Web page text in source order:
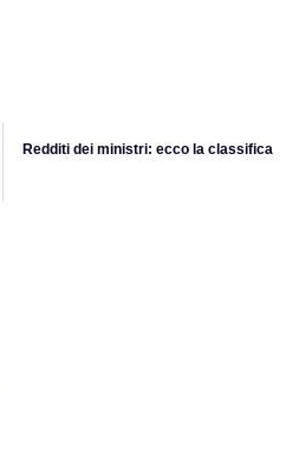
Redditi dei ministri: ecco la classifica